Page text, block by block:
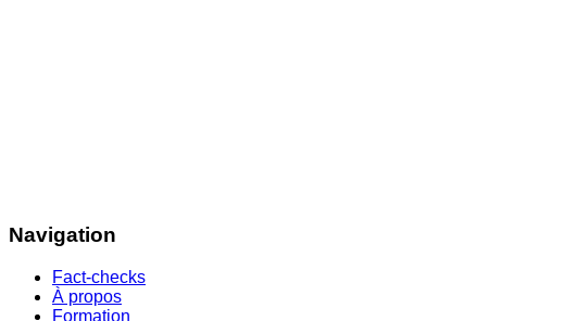
Navigation
Fact-checks
À propos
Formation